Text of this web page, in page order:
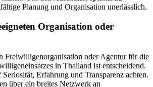
Planung und Organisation unerlässlich.
Organisation oder
Freiwilligenorganisation oder Agentur für die
in Thailand ist entscheidend.
Erfahrung und Transparenz achten.
über ein breites Netzwerk an